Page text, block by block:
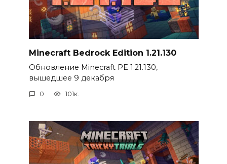
Minecraft Bedrock Edition 1.21.130
Обновление Minecraft PE 1.21.130,
вышедшее 9 декабря
0 101к.